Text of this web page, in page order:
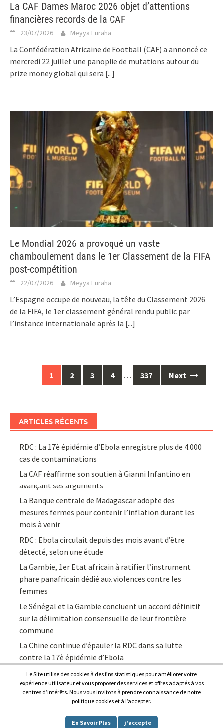
La CAF Dames Maroc 2026 objet d’attentions
financières records de la CAF
23/07/2026 Meyya Furaha
La Confédération Africaine de Football (CAF) a annoncé ce
mercredi 22 juillet une panoplie de mutations autour du
prize money global qui sera [...]
Le Mondial 2026 a provoqué un vaste
chamboulement dans le 1er Classement de la FIFA
post-compétition
22/07/2026 Meyya Furaha
L’Espagne occupe de nouveau, la tête du Classement 2026
de la FIFA, le 1er classement général rendu public par
l’instance internationale après la [...]
navigation
1 2 3 4 … 337 Next
ARTICLES RÉCENTS
RDC : La 17è épidémie d’Ebola enregistre plus de 4.000
cas de contaminations
La CAF réaffirme son soutien à Gianni Infantino en
avançant ses arguments
La Banque centrale de Madagascar adopte des
mesures fermes pour contenir l’inflation durant les
mois à venir
RDC : Ebola circulait depuis des mois avant d’être
détecté, selon une étude
La Gambie, 1er Etat africain à ratifier l’instrument
phare panafricain dédié aux violences contre les
femmes
Le Sénégal et la Gambie concluent un accord définitif
sur la délimitation consensuelle de leur frontière
commune
La Chine continue d’épauler la RDC dans sa lutte
contre la 17è épidémie d’Ebola
Afrique7, l’info du continent en continu
Le Site utilise des cookies à des fins statistiques pour améliorer votre
expérience utilisateur et vous proposer des services et offres adaptés à vos
centres d’intérêts. Nous vous invitons à prendre connaissance de notre
politique cookies et à l’accepter.
En Savoir Plus j'accepte